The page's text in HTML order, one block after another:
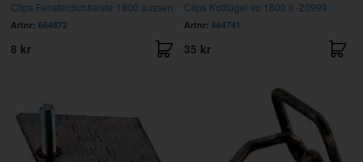
Clips Fensterdichtleiste 1800 aussen
Artnr: 664872
8 kr
Clips Kotflügel vo 1800 li -20999
Artnr: 664741
35 kr